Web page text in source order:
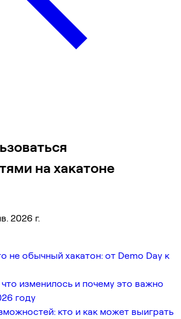
на хакатоне
2026 г.
не обычный хакатон: от Demo Day к
что изменилось и почему это важно
году
кто и как может выиграть